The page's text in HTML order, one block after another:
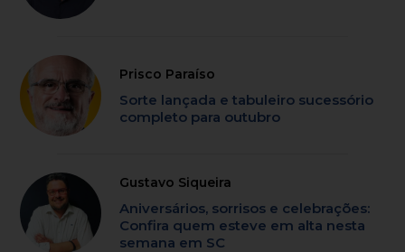
Prisco Paraíso
Sorte lançada e tabuleiro sucessório
completo para outubro
Gustavo Siqueira
Aniversários, sorrisos e celebrações:
Confira quem esteve em alta nesta
semana em SC